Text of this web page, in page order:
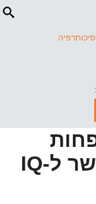
אינטליגנטי, בלי קשר ל-IQ